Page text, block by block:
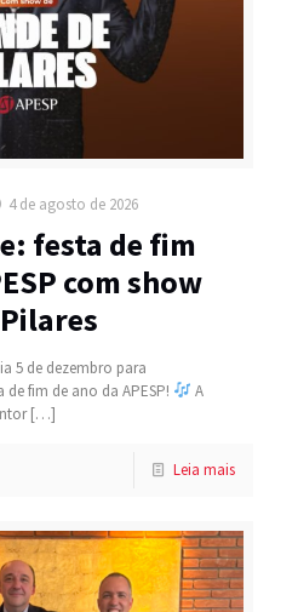
4 de agosto de 2026
festa de fim
com show
5 de dezembro para
fim de ano da APESP!
A
[…]
Leia mais